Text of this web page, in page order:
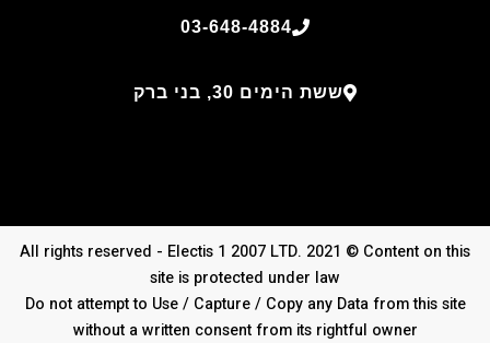
03-648-4884
ששת הימים 30, בני ברק
All rights reserved - Electis 1 2007 LTD. 2021 © Content on this
site is protected under law
Do not attempt to Use / Capture / Copy any Data from this site
without a written consent from its rightful owner